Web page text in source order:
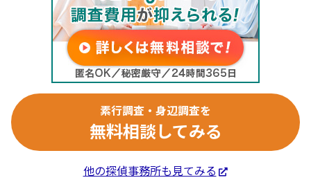
素行調査・身辺調査を
無料相談してみる
他の探偵事務所も見てみる